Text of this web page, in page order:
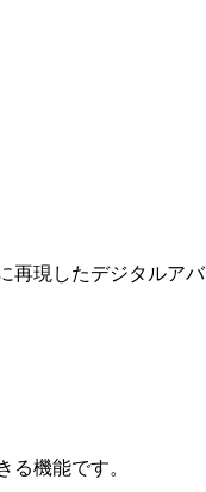
現したデジタルア
る機能です。